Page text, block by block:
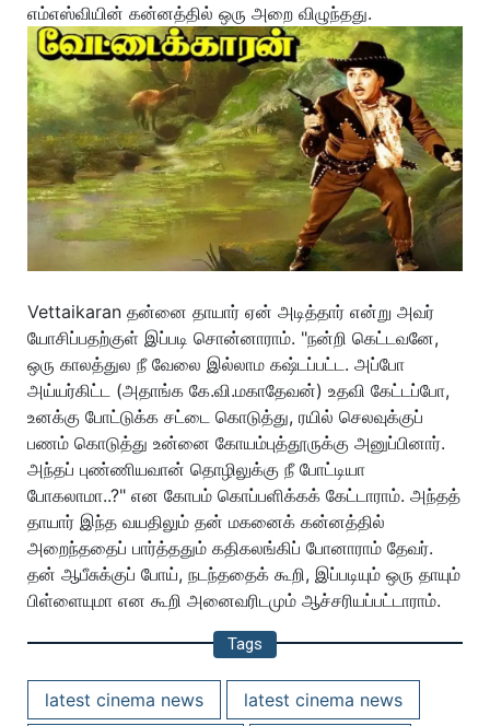
எம்எஸ்வியின் கன்னத்தில் ஒரு அறை விழுந்தது.
Vettaikaran தன்னை தாயார் ஏன் அடித்தார் என்று அவர்
யோசிப்பதற்குள் இப்படி சொன்னாராம். "நன்றி கெட்டவனே,
ஒரு காலத்துல நீ வேலை இல்லாம கஷ்டப்பட்ட. அப்போ
அய்யர்கிட்ட (அதாங்க கே.வி.மகாதேவன்) உதவி கேட்டப்போ,
உனக்கு போட்டுக்க சட்டை கொடுத்து, ரயில் செலவுக்குப்
பணம் கொடுத்து உன்னை கோயம்புத்தூருக்கு அனுப்பினார்.
அந்தப் புண்ணியவான் தொழிலுக்கு நீ போட்டியா
போகலாமா..?" என கோபம் கொப்பளிக்கக் கேட்டாராம். அந்தத்
தாயார் இந்த வயதிலும் தன் மகனைக் கன்னத்தில்
அறைந்ததைப் பார்த்ததும் கதிகலங்கிப் போனாராம் தேவர்.
தன் ஆபீசுக்குப் போய், நடந்ததைக் கூறி, இப்படியும் ஒரு தாயும்
பிள்ளையுமா என கூறி அனைவரிடமும் ஆச்சரியப்பட்டாராம்.
Tags
latest cinema news
latest cinema news